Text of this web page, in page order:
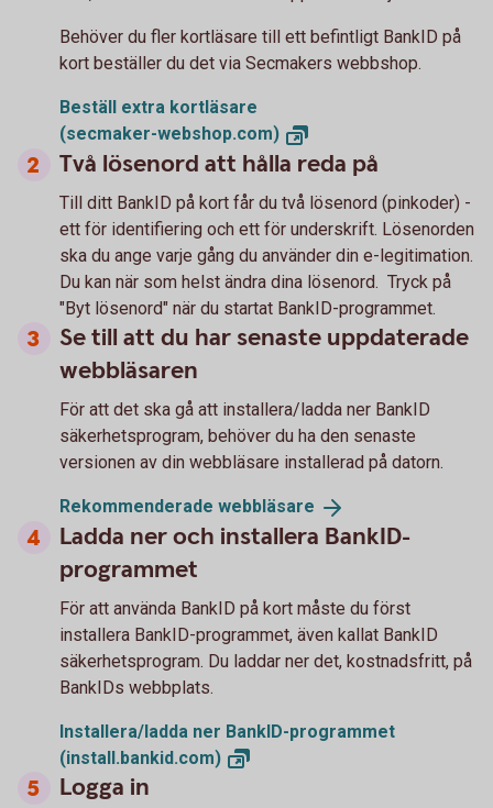
Behöver du fler kortläsare till ett befintligt BankID på
kort beställer du det via Secmakers webbshop.
Beställ extra kortläsare
(secmaker-webshop.com)
Två lösenord att hålla reda på
Till ditt BankID på kort får du två lösenord (pinkoder) -
ett för identifiering och ett för underskrift. Lösenorden
ska du ange varje gång du använder din e-legitimation.
Du kan när som helst ändra dina lösenord. Tryck på
"Byt lösenord" när du startat BankID-programmet.
Se till att du har senaste uppdaterade
webbläsaren
För att det ska gå att installera/ladda ner BankID
säkerhetsprogram, behöver du ha den senaste
versionen av din webbläsare installerad på datorn.
Rekommenderade webbläsare
Ladda ner och installera BankID-
programmet
För att använda BankID på kort måste du först
installera BankID-programmet, även kallat BankID
säkerhetsprogram. Du laddar ner det, kostnadsfritt, på
BankIDs webbplats.
Installera/ladda ner BankID-programmet
(install.bankid.com)
Logga in